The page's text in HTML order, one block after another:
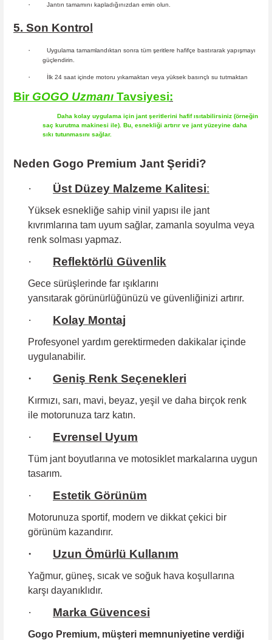
· Jantın tamamını kapladığınızdan emin olun.
5. Son Kontrol
·
Uygulama tamamlandıktan sonra tüm şeritlere hafifçe bastırarak yapışmayı
güçlendirin.
· İlk 24 saat içinde motoru yıkamaktan veya yüksek basınçlı su tutmaktan
Bir GOGO Uzmanı Tavsiyesi:
Daha kolay uygulama için jant şeritlerini hafif ısıtabilirsiniz (örneğin
saç kurutma makinesi ile). Bu, esnekliği artırır ve jant yüzeyine daha
sıkı tutunmasını sağlar.
Neden Gogo Premium Jant Şeridi?
·
Üst Düzey Malzeme Kalitesi:
Yüksek esnekliğe sahip vinil yapısı ile jant
kıvrımlarına tam uyum sağlar, zamanla soyulma veya
renk solması yapmaz.
· Reflektörlü Güvenlik
Gece sürüşlerinde far ışıklarını
yansıtarak görünürlüğünüzü ve güvenliğinizi artırır.
· Kolay Montaj
Profesyonel yardım gerektirmeden dakikalar içinde
uygulanabilir.
· Geniş Renk Seçenekleri
Kırmızı, sarı, mavi, beyaz, yeşil ve daha birçok renk
ile motorunuza tarz katın.
· Evrensel Uyum
Tüm jant boyutlarına ve motosiklet markalarına uygun
tasarım.
· Estetik Görünüm
Motorunuza sportif, modern ve dikkat çekici bir
görünüm kazandırır.
· Uzun Ömürlü Kullanım
Yağmur, güneş, sıcak ve soğuk hava koşullarına
karşı dayanıklıdır.
· Marka Güvencesi
Gogo Premium, müşteri memnuniyetine verdiği